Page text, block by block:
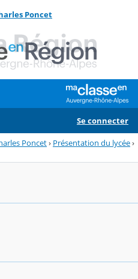
Poncet
Se connecter
Poncet› Présentation du lycée›